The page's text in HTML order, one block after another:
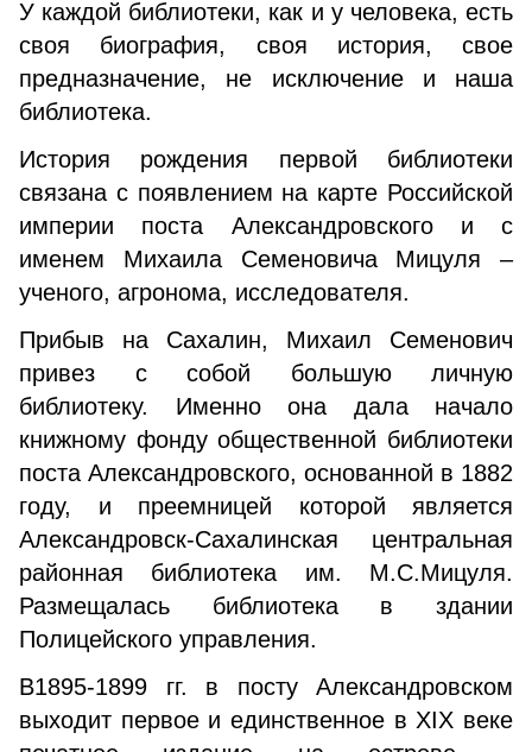
У каждой библиотеки, как и у человека, есть
своя биография, своя история, свое
предназначение, не исключение и наша
библиотека.
История рождения первой библиотеки
связана с появлением на карте Российской
империи поста Александровского и с
именем Михаила Семеновича Мицуля –
ученого, агронома, исследователя.
Прибыв на Сахалин, Михаил Семенович
привез с собой большую личную
библиотеку. Именно она дала начало
книжному фонду общественной библиотеки
поста Александровского, основанной в 1882
году, и преемницей которой является
Александровск-Сахалинская центральная
районная библиотека им. М.С.Мицуля.
Размещалась библиотека в здании
Полицейского управления.
В1895-1899 гг. в посту Александровском
выходит первое и единственное в XIX веке